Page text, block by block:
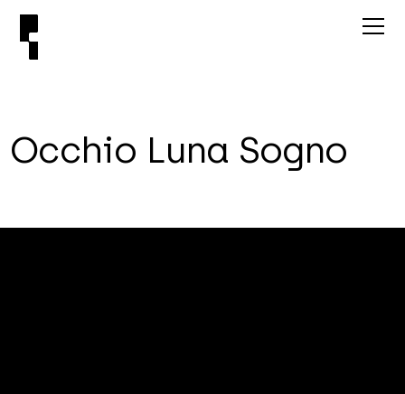
Occhio Luna Sogno